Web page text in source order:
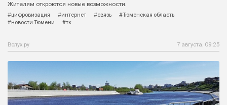
Жителям откроются новые возможности.
#цифровизация
#интернет #связь
#Тюменская область
#новости Тюмени
#тк
Вслух.ру 7 августа, 09:25